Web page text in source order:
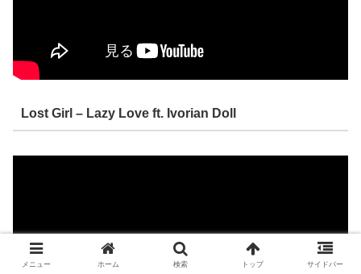
Lost Girl – Lazy Love ft. Ivorian Doll
メニュー ホーム 検索 トップ サイドバー